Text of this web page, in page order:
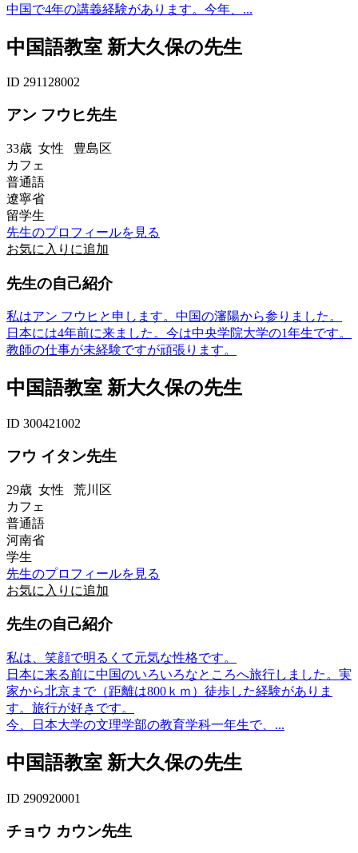
中国で4年の講義経験があります。今年、...
中国語教室 新大久保の先生
ID 291128002
アン フウヒ先生
33歳 女性 豊島区
カフェ
普通語
遼寧省
留学生
先生のプロフィールを見る
お気に入りに追加
先生の自己紹介
私はアン フウヒと申します。中国の瀋陽から参りました。
日本には4年前に来ました。今は中央学院大学の1年生です。
教師の仕事が未経験ですが頑張ります。
中国語教室 新大久保の先生
ID 300421002
フウ イタン先生
29歳 女性 荒川区
カフェ
普通語
河南省
学生
先生のプロフィールを見る
お気に入りに追加
先生の自己紹介
私は、笑顔で明るくて元気な性格です。
日本に来る前に中国のいろいろなところへ旅行しました。実
家から北京まで（距離は800ｋｍ）徒歩した経験がありま
す。旅行が好きです。
今、日本大学の文理学部の教育学科一年生で、...
中国語教室 新大久保の先生
ID 290920001
チョウ カウン先生